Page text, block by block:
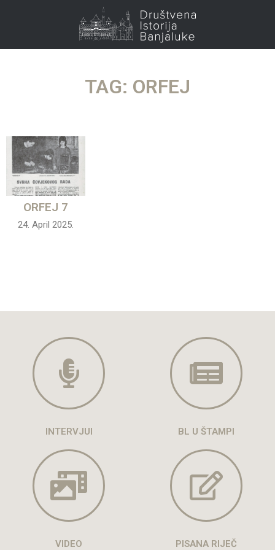
TAG: ORFEJ
ORFEJ 7
24. April 2025.
INTERVJUI BL U ŠTAMPI
VIDEO PISANA RIJEČ